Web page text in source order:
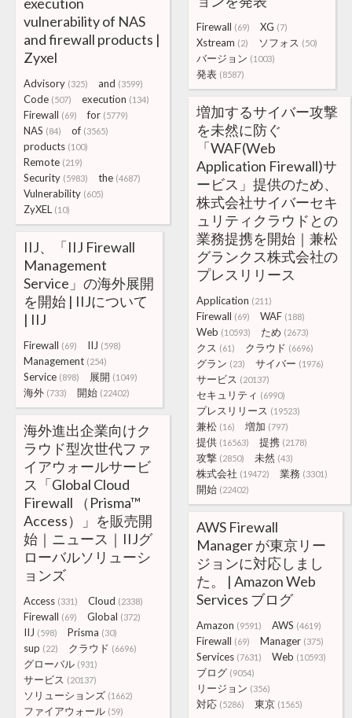
Firewall (69) XG (7)
Xstream (2) ソフォス (50)
バージョン (1003)
発表 (8587)
vulnerability of NAS
and firewall products |
Zyxel
Advisory (325) and (3599)
Code (507) execution (134)
Firewall (69) for (5779)
NAS (84) of (3565)
products (100)
Remote (219)
Security (5983) the (4687)
Vulnerability (605)
ZyXEL (10)
増加するサイバー攻撃
を未然に防ぐ
「WAF(Web
Application Firewall)サ
ービス」提供のため、
株式会社サイバーセキ
ュリティクラウドとの
業務提携を開始｜兼松
グランクス株式会社の
プレスリリース
Application (211)
Firewall (69) WAF (188)
Web (10593) ため (2673)
クス (61) クラウド (6696)
グラン (23) サイバー (1976)
サービス (20137)
セキュリティ (6990)
プレスリリース (19523)
兼松 (16) 増加 (797)
提供 (16563) 提携 (2178)
攻撃 (2850) 未然 (43)
株式会社 (19472) 業務 (3301)
開始 (22402)
IIJ、「IIJ Firewall
Management
Service」の海外展開
を開始 | IIJについて
| IIJ
Firewall (69) IIJ (598)
Management (254)
Service (898) 展開 (1049)
海外 (733) 開始 (22402)
海外進出企業向けク
ラウド型次世代ファ
イアウォールサービ
ス「Global Cloud
Firewall （Prisma™
Access）」を販売開
始｜ニュース｜IIJグ
ローバルソリューシ
ョンズ
Access (331) Cloud (2338)
Firewall (69) Global (372)
IIJ (598) Prisma (30)
sup (22) クラウド (6696)
グローバル (931)
サービス (20137)
ソリューションズ (1662)
ファイアウォール (59)
AWS Firewall
Manager が東京リー
ジョンに対応しまし
た。 | Amazon Web
Services ブログ
Amazon (9591) AWS (4619)
Firewall (69) Manager (375)
Services (7631) Web (10593)
ブログ (9054)
リージョン (356)
対応 (5286) 東京 (1565)